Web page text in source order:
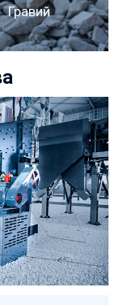
Гравий